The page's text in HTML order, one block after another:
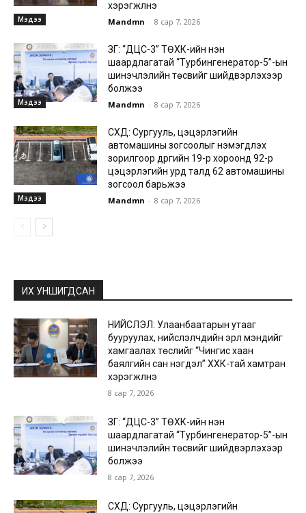
Мэдээ
хэрэгжүүлнэ
Mandmn - 8 сар 7, 2026
Мэдээ
ЗГ: “ДЦС-3” ТӨХК-ийн нэн
шаардлагатай “Турбингенератор-5”-ын
шинэчлэлийн төсвийг шийдвэрлэхээр
болжээ
Mandmn - 8 сар 7, 2026
Мэдээ
СХД: Сургууль, цэцэрлэгийн
автомашины зогсоолыг нэмэгдүүлэх
зорилгоор дүүргийн 19-р хороонд 92-р
цэцэрлэгийн урд талд 62 автомашины
зогсоол барьжээ
Mandmn - 8 сар 7, 2026
ИХ УНШИГДСАН
НИЙСЛЭЛ: Улаанбаатарын утааг
бууруулах, нийслэлчүүдийн эрүүл мэндийг
хамгаалах төслийг “Чингис хаан
баялгийн сан нэгдэл” ХХК-тай хамтран
хэрэгжүүлнэ
8 сар 7, 2026
ЗГ: “ДЦС-3” ТӨХК-ийн нэн
шаардлагатай “Турбингенератор-5”-ын
шинэчлэлийн төсвийг шийдвэрлэхээр
болжээ
8 сар 7, 2026
СХД: Сургууль, цэцэрлэгийн